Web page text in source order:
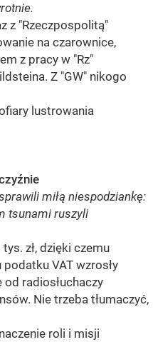
z "Rzeczpospolitą"
na czarownice,
z pracy w "Rz"
Z "GW" nikogo
lustrowania
miłą niespodziankę:
tsunami ruszyli
zł, dzięki czemu
VAT wzrosły
od radiosłuchaczy
Nie trzeba tłumaczyć,
roli i misji